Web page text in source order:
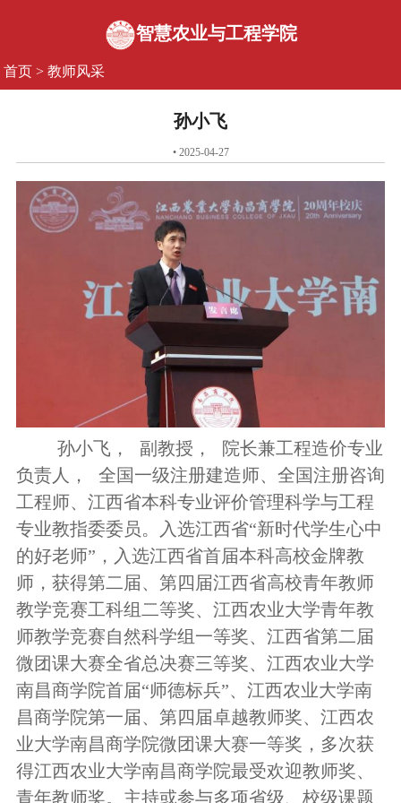
智慧农业与工程学院
首页 > 教师风采
孙小飞
• 2025-04-27
孙小飞， 副教授，
院长兼工程造价专业
负责人，
全国一级注册建造师、全国注册咨询
工程师、江西省本科专业评价管理科学与工程
专业教指委委员。入选江西省“新时代学生心中
的好老师”，入选江西省首届本科高校金牌教
师，获得第二届、第四届江西省高校青年教师
教学竞赛工科组二等奖、江西农业大学青年教
师教学竞赛自然科学组一等奖、江西省第二届
微团课大赛全省总决赛三等奖、江西农业大学
南昌商学院首届“师德标兵”、江西农业大学南
昌商学院第一届、第四届卓越教师奖、江西农
业大学南昌商学院微团课大赛一等奖，多次获
得江西农业大学南昌商学院最受欢迎教师奖、
青年教师奖。主持或参与多项省级、校级课题